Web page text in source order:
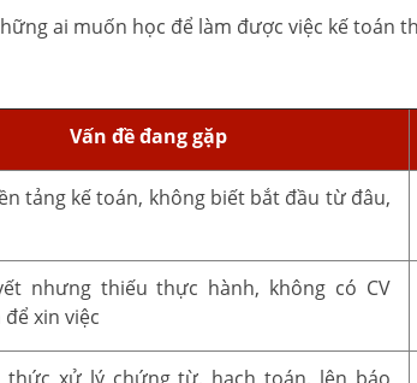
ai muốn học để làm được việc kế toán
Vấn đề đang gặp
tảng kế toán, không biết bắt đầu từ đâu,
nhưng thiếu thực hành, không có CV
xin việc